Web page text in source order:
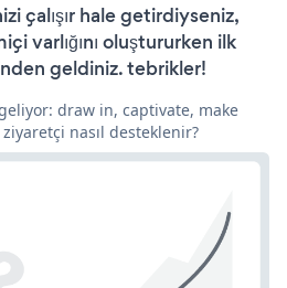
çalışır hale getirdiyseniz,
varlığını oluştururken ilk
geldiniz. tebrikler!
draw in, captivate, make
ziyaretçi nasıl desteklenir?